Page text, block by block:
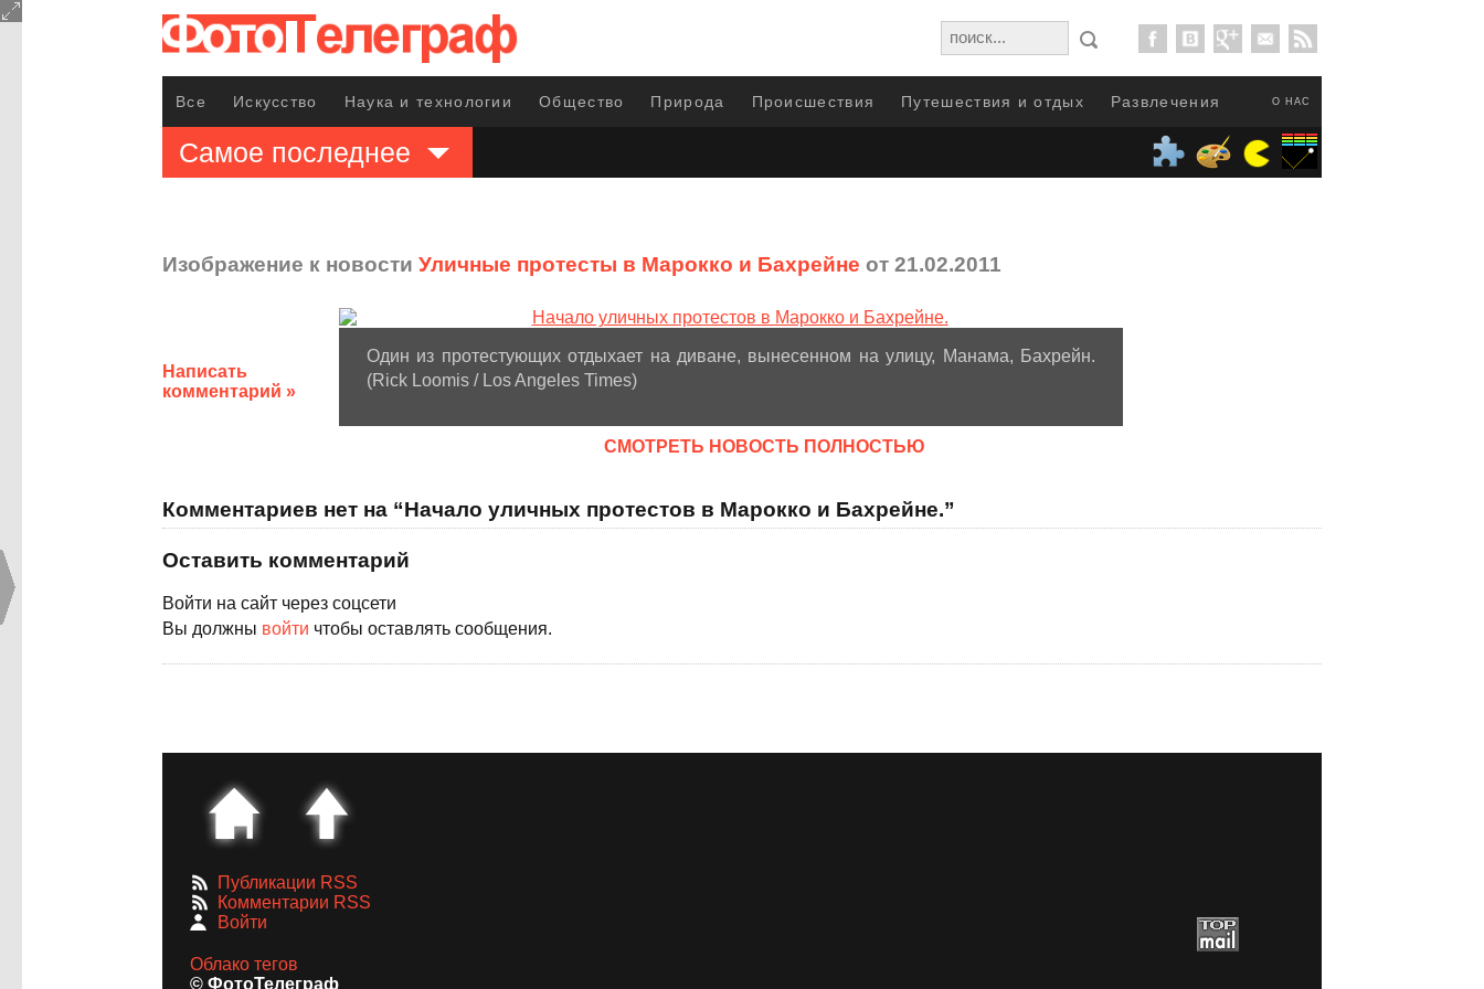
О НАС
Все Искусство Наука и технологии Общество Природа Происшествия Путешествия и отдых Развлечения
Самое последнее
Изображение к новости Уличные протесты в Марокко и Бахрейне от 21.02.2011
Написать
комментарий »
Один из протестующих отдыхает на диване, вынесенном на улицу, Манама, Бахрейн.
(Rick Loomis / Los Angeles Times)
CМОТРЕТЬ НОВОСТЬ ПОЛНОСТЬЮ
Комментариев нет на “Начало уличных протестов в Марокко и Бахрейне.”
Оставить комментарий
Войти на сайт через соцсети
Вы должны войти чтобы оставлять сообщения.
Публикации RSS
Комментарии RSS
Войти
Облако тегов
© ФотоТелеграф